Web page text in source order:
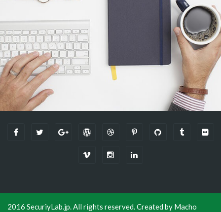
2016 SecuriyLab.jp. All rights reserved. Created by Macho